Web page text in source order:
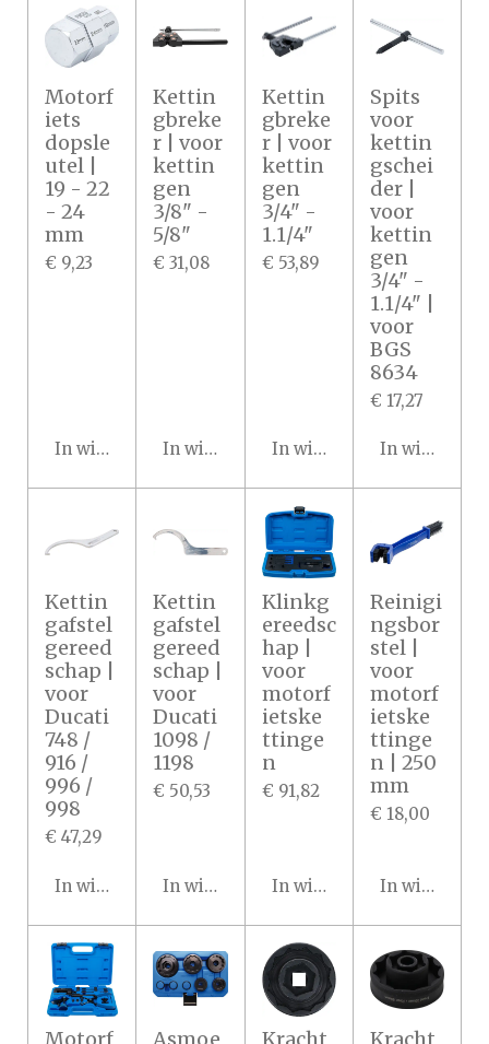
Motorf
iets
dopsle
utel |
19 - 22
- 24
mm
€ 9,23
In winkelwagen
Kettin
gbreke
r | voor
kettin
gen
3/8" -
5/8"
€ 31,08
In winkelwagen
Kettin
gbreke
r | voor
kettin
gen
3/4" -
1.1/4"
€ 53,89
In winkelwagen
Spits
voor
kettin
gschei
der |
voor
kettin
gen
3/4" -
1.1/4" |
voor
BGS
8634
€ 17,27
In
Kettin
gafstel
gereed
schap |
voor
Ducati
748 /
916 /
996 /
998
€ 47,29
In winkelwagen
Kettin
gafstel
gereed
schap |
voor
Ducati
1098 /
1198
€ 50,53
In winkelwagen
Klinkg
ereedsc
hap |
voor
motorf
ietske
ttinge
n
€ 91,82
In winkelwagen
Reinigi
ngsbor
stel |
voor
motorf
ietske
ttinge
n | 250
mm
€ 18,00
In
Motorf
Asmoe
Kracht
Kracht